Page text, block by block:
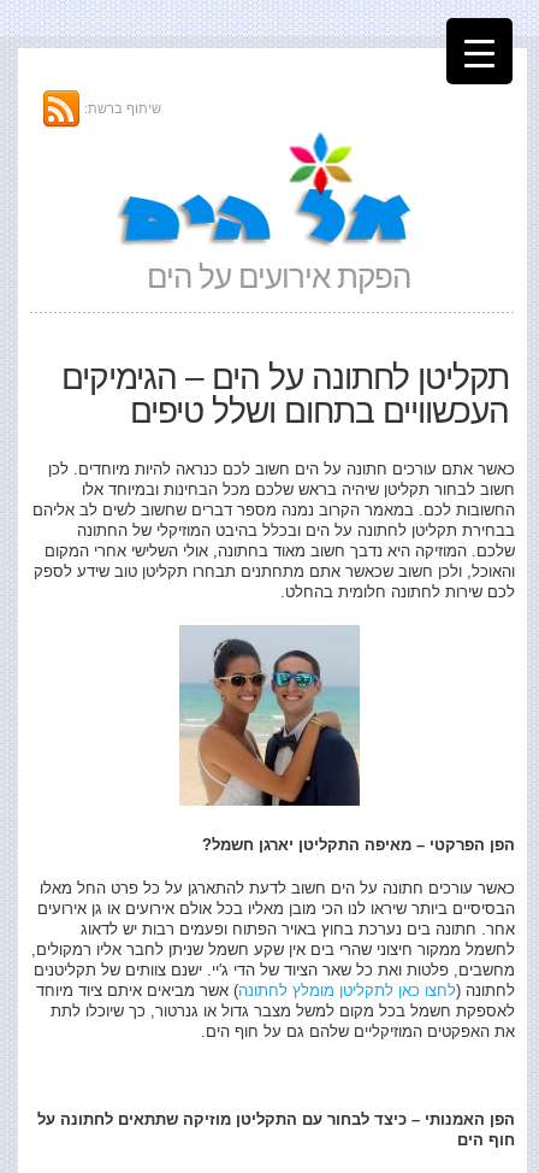
הפקת אירועים על הים
שיתוף ברשת:
תקליטן לחתונה על הים – הגימיקים
העכשוויים בתחום ושלל טיפים
כאשר אתם עורכים חתונה על הים חשוב לכם כנראה להיות מיוחדים. לכן
חשוב לבחור תקליטן שיהיה בראש שלכם מכל הבחינות ובמיוחד אלו
החשובות לכם. במאמר הקרוב נמנה מספר דברים שחשוב לשים לב אליהם
בבחירת תקליטן לחתונה על הים ובכלל בהיבט המוזיקלי של החתונה
שלכם. המוזיקה היא נדבך חשוב מאוד בחתונה, אולי השלישי אחרי המקום
והאוכל, ולכן חשוב שכאשר אתם מתחתנים תבחרו תקליטן טוב שידע לספק
לכם שירות לחתונה חלומית בהחלט.
הפן הפרקטי – מאיפה התקליטן יארגן חשמל?
כאשר עורכים חתונה על הים חשוב לדעת להתארגן על כל פרט החל מאלו
הבסיסיים ביותר שיראו לנו הכי מובן מאליו בכל אולם אירועים או גן אירועים
אחר. חתונה בים נערכת בחוץ באויר הפתוח ופעמים רבות יש לדאוג
לחשמל ממקור חיצוני שהרי בים אין שקע חשמל שניתן לחבר אליו רמקולים,
מחשבים, פלטות ואת כל שאר הציוד של הדי ג'יי. ישנם צוותים של תקליטנים
לחתונה (לחצו כאן לתקליטן מומלץ לחתונה) אשר מביאים איתם ציוד מיוחד
לאספקת חשמל בכל מקום למשל מצבר גדול או גנרטור, כך שיוכלו לתת
את האפקטים המוזיקליים שלהם גם על חוף הים.
הפן האמנותי – כיצד לבחור עם התקליטן מוזיקה שתתאים לחתונה על
חוף הים